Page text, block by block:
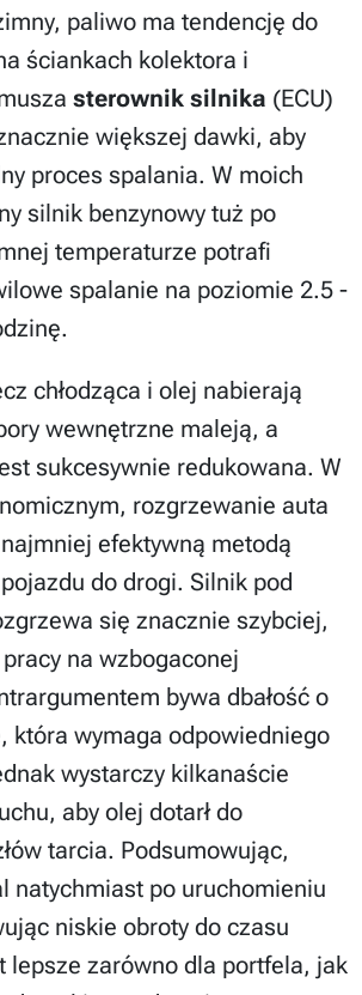
paliwo ma tendencję do
ściankach kolektora i
sterownik silnika (ECU)
większej dawki, aby
proces spalania. W moich
silnik benzynowy tuż po
temperaturze potrafi
spalanie na poziomie 2.5 -
chłodząca i olej nabierają
wewnętrzne maleją, a
sukcesywnie redukowana. W
rozgrzewanie auta
efektywną metodą
do drogi. Silnik pod
się znacznie szybciej,
na wzbogaconej
bywa dbałość o
która wymaga odpowiedniego
wystarczy kilkanaście
aby olej dotarł do
tarcia. Podsumowując,
natychmiast po uruchomieniu
niskie obroty do czasu
lepsze zarówno dla portfela, jak